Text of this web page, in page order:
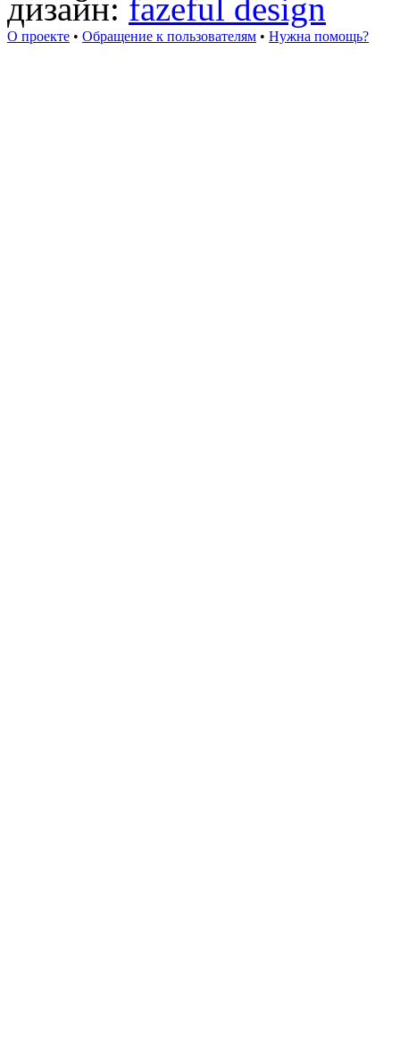
дизайн: fazeful design
О проекте • Обращение к пользователям • Нужна помощь?